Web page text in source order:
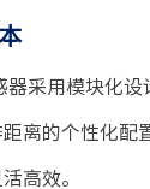
器采用模块化
离的个性化
高效。